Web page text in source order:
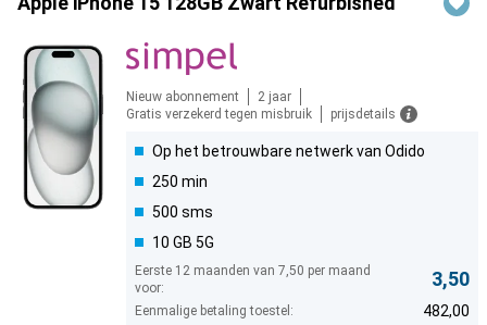
Nieuw abonnement
2 jaar
Gratis verzekerd tegen misbruik
prijsdetails
Op het betrouwbare netwerk van Odido
250 min
500 sms
10 GB 5G
Eerste 12 maanden van 7,50 per maand
voor:
3,50
Eenmalige betaling toestel: 482,00